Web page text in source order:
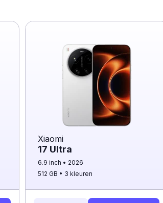
Xiaomi
17 Ultra
6.9 inch
2026
512 GB
3 kleuren